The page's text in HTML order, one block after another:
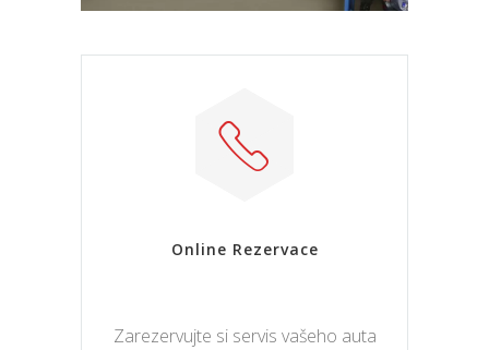
Online Rezervace
Zarezervujte si servis vašeho auta